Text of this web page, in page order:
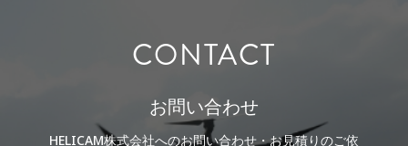
CONTACT
お問い合わせ
HELICAM株式会社へのお問い合わせ・お見積りのご依